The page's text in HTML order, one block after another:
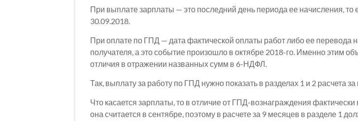
При выплате зарплаты — это последний день периода ее начисления, то
30.09.2018.
При оплате по ГПД — дата фактической оплаты работ либо ее перевода
получателя, а это событие произошло в октябре 2018-го. Именно этим
отличия в отражении названных сумм в 6-НДФЛ.
Так, выплату за работу по ГПД нужно показать в разделах 1 и 2 расчета за
Что касается зарплаты, то в отличие от ГПД-вознаграждения
она считается в сентябре, поэтому в расчете за 9 месяцев в разделе 1